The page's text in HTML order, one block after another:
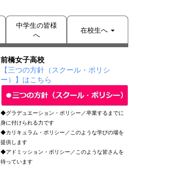
中学生の皆様
へ
在校生へ
前橋女子高校
【三つの方針（スクール・ポリシ
ー）】はこちら
◆グラデュエーション・ポリシー／卒業するまでに
身に付けられる力です
◆カリキュラム・ポリシー／このような学びの場を
提供します
◆アドミッション・ポリシー／このような皆さんを
待っています